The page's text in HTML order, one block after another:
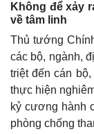
Không để xảy
về tâm linh
Thủ tướng
các bộ, ngành,
triệt đến cán
thực hiện
kỷ cương hành
phòng chống